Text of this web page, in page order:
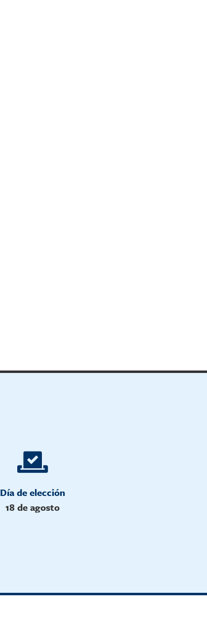
Día de elección
18 de agosto